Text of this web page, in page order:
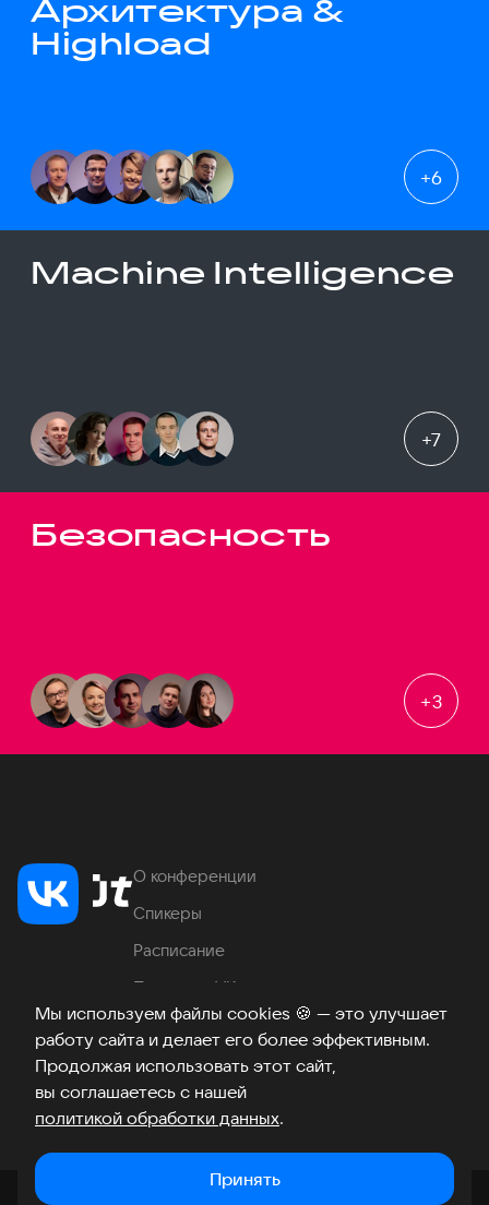
Мы используем файлы cookies 🍪 — это улучшает
работу сайта и делает его более эффективным.
Продолжая использовать этот сайт,
вы соглашаетесь с нашей
политикой обработки данных.
Принять
Архитектура &
Highload
+6
Machine Intelligence
+7
Безопасность
+3
О конференции
Спикеры
Расписание
Продукты VK
Место проведения
Часто задаваемые вопросы
ТелеграмВКонтакте
Хабр
Возникли вопросы? ©2026